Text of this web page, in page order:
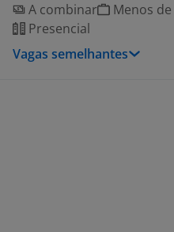
A combinar
Menos
Presencial
Vagas semelhantes